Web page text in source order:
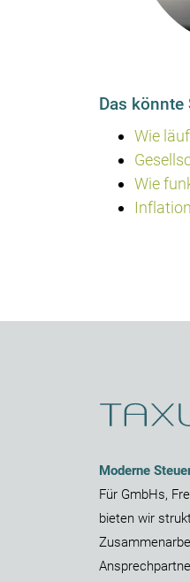
Das könnte
Wie
Wie
Moderne
Für GmbHs,
bieten wir